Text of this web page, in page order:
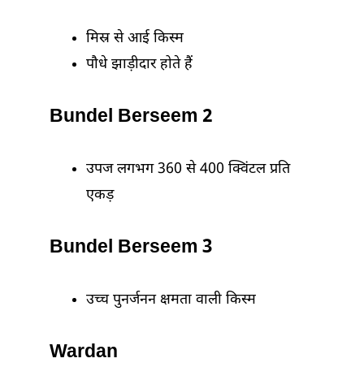
मिस्र से आई किस्म
पौधे झाड़ीदार होते हैं
Bundel Berseem 2
उपज लगभग 360 से 400 क्विंटल प्रति
एकड़
Bundel Berseem 3
उच्च पुनर्जनन क्षमता वाली किस्म
Wardan